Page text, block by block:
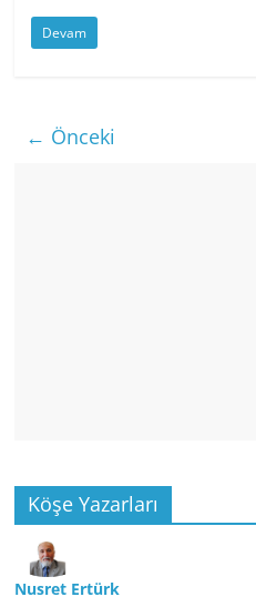
Devam
← Önceki
Köşe Yazarları
Nusret Ertürk